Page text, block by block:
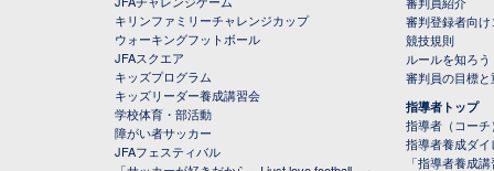
キリンファミリーチャレンジカップ
ウォーキングフットボール
JFAスクエア
キッズプログラム
キッズリーダー養成講習会
学校体育・部活動
障がい者サッカー
JFAフェスティバル
審判登録者向
競技規則
ルールを知ろう
審判員の目標
指導者トップ
指導者（コー
指導者養成ダ
「指導者養成